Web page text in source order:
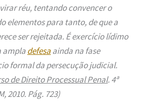
réu, tentando convencer o
elementos para tanto, de que a
ser rejeitada. É exercício lídimo
ampladefesaainda na fase
formal da persecução judicial.
de Direito Processual Penal. 4ª
2010. Pág. 723)